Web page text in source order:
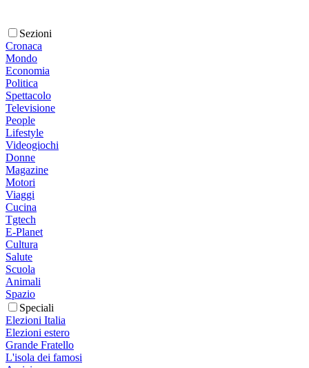
Sezioni
Cronaca
Mondo
Economia
Politica
Spettacolo
Televisione
People
Lifestyle
Videogiochi
Donne
Magazine
Motori
Viaggi
Cucina
Tgtech
E-Planet
Cultura
Salute
Scuola
Animali
Spazio
Speciali
Elezioni Italia
Elezioni estero
Grande Fratello
L'isola dei famosi